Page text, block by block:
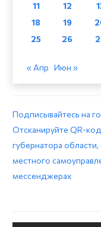
11
12
18
19
25
26
« Апр Июн »
Подписывайтесь на
Отсканируйте QR-
губернатора
местного
мессенджерах